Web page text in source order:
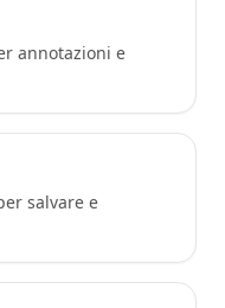
annotazioni e
salvare e